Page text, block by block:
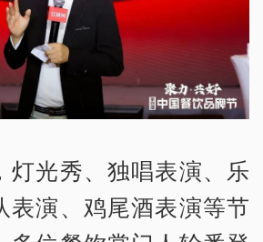
光秀、独唱表演、乐
表演、鸡尾酒表演等节